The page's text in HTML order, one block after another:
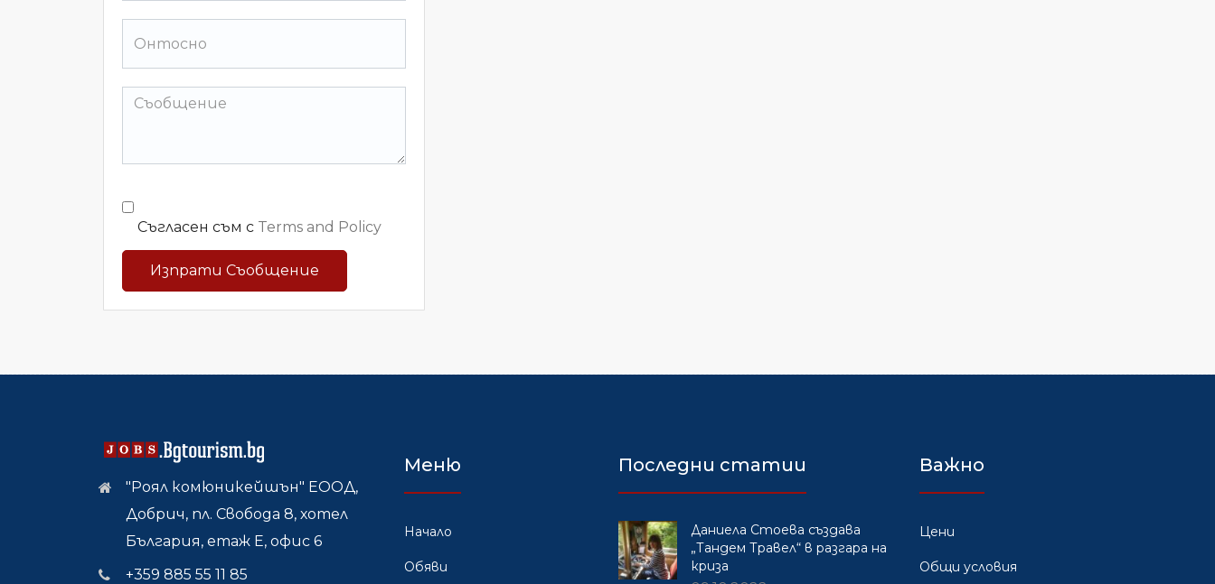
Съгласен съм с Terms and Policy
Изпрати Съобщение
"Роял комюникейшън" ЕООД,
Добрич, пл. Свобода 8, хотел
България, етаж Е, офис 6
+359 885 55 11 85
Меню
Начало
Обяви
Последни статии
Даниела Стоева създава
„Тандем Травел“ в разгара на
криза
Важно
Цени
Общи условия